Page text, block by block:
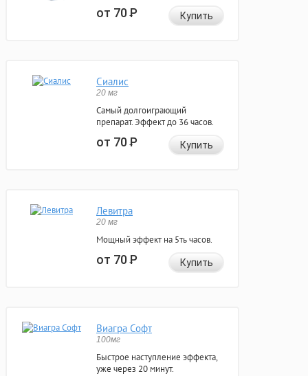
от 70Р Купить
Сиалис
20 мг
Самый долгоиграющий
препарат. Эффект до 36 часов.
от 70Р Купить
Левитра
20 мг
Мощный эффект на 5ть часов.
от 70Р Купить
Виагра Софт
100мг
Быстрое наступление эффекта,
уже через 20 минут.